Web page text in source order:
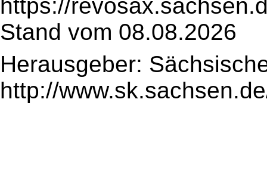
https://
Stand vom 08.08.2026
Herausgeber:
http://